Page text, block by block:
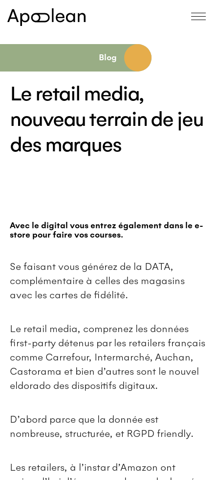
Blog
Le retail media,
nouveau terrain de jeu
des marques
Avec le digital vous entrez également dans le e-
store pour faire vos courses.
Se faisant vous générez de la DATA,
complémentaire à celles des magasins
avec les cartes de fidélité.
Le retail media, comprenez les données
first-party détenus par les retailers français
comme Carrefour, Intermarché, Auchan,
Castorama et bien d’autres sont le nouvel
eldorado des dispositifs digitaux.
D’abord parce que la donnée est
nombreuse, structurée, et RGPD friendly.
Les retailers, à l’instar d’Amazon ont